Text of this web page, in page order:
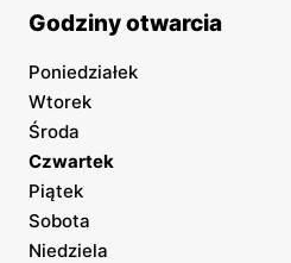
Godziny otwarcia
Poniedziałek
Wtorek
Środa
Czwartek
Piątek
Sobota
Niedziela